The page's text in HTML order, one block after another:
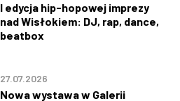
I edycja hip-hopowej imprezy
nad Wisłokiem: DJ, rap, dance,
beatbox
27.07.2026
Nowa wystawa w Galerii